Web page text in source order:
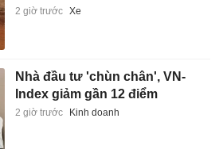
2 giờ trước Xe
Nhà đầu tư 'chùn chân', VN-
Index giảm gần 12 điểm
2 giờ trước Kinh doanh